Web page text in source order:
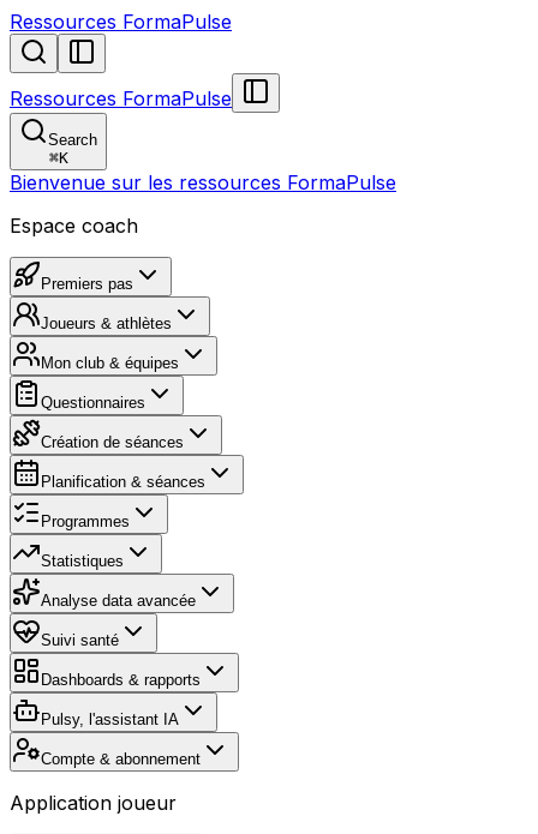
Ressources FormaPulse
Ressources FormaPulse
Search
⌘K
Bienvenue sur les ressources FormaPulse
Espace coach
Premiers pas
Joueurs & athlètes
Mon club & équipes
Questionnaires
Création de séances
Planification & séances
Programmes
Statistiques
Analyse data avancée
Suivi santé
Dashboards & rapports
Pulsy, l'assistant IA
Compte & abonnement
Application joueur